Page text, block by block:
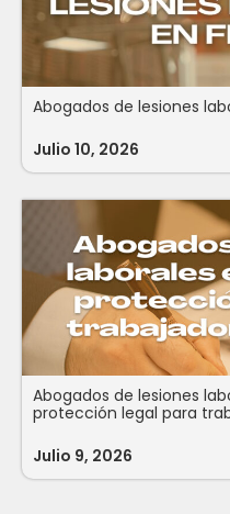
Abogados de lesiones
Julio 10, 2026
Abogados de lesiones
protección legal para
Julio 9, 2026